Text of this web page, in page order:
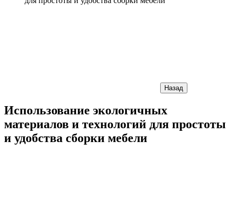
Назад
Использование экологичных
материалов и технологий для простоты
и удобства сборки мебели